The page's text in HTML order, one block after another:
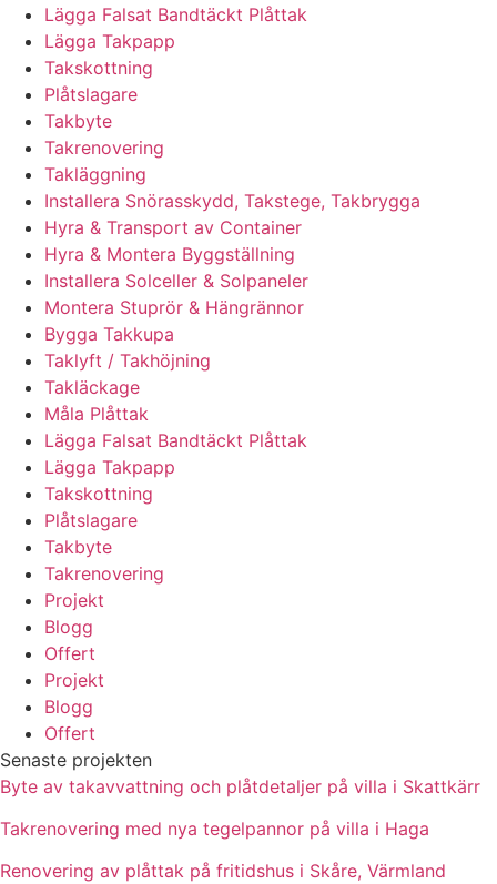
Lägga Falsat Bandtäckt Plåttak
Lägga Takpapp
Takskottning
Plåtslagare
Takbyte
Takrenovering
Takläggning
Installera Snörasskydd, Takstege, Takbrygga
Hyra & Transport av Container
Hyra & Montera Byggställning
Installera Solceller & Solpaneler
Montera Stuprör & Hängrännor
Bygga Takkupa
Taklyft / Takhöjning
Takläckage
Måla Plåttak
Lägga Falsat Bandtäckt Plåttak
Lägga Takpapp
Takskottning
Plåtslagare
Takbyte
Takrenovering
Projekt
Blogg
Offert
Projekt
Blogg
Offert
Senaste projekten
Byte av takavvattning och plåtdetaljer på villa i Skattkärr
Takrenovering med nya tegelpannor på villa i Haga
Renovering av plåttak på fritidshus i Skåre, Värmland